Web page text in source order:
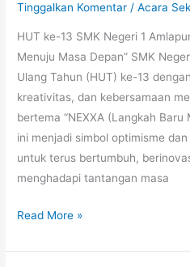
Tinggalkan Komentar /Acara
HUT ke-13 SMK Negeri 1
Menuju Masa Depan” SMK
Ulang Tahun (HUT) ke-13
kreativitas, dan kebersamaan
bertema “NEXXA (Langkah Baru
ini menjadi simbol optimisme
untuk terus bertumbuh,
menghadapi tantangan masa
13
Negeri
1
Amlapura
Bertema
“NEXXA:
Langkah
Baru
Menuju
Read More »